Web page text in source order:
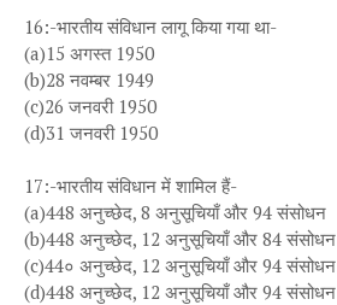
16:-भारतीय संविधान लागू किया गया था-
(a)15 अगस्त 1950
(b)28 नवम्बर 1949
(c)26 जनवरी 1950
(d)31 जनवरी 1950
17:-भारतीय संविधान में शामिल हैं-
(a)448 अनुच्छेद, 8 अनुसूचियाँ और 94 संसोधन
(b)448 अनुच्छेद, 12 अनुसूचियाँ और 84 संसोधन
(c)44० अनुच्छेद, 12 अनुसूचियाँ और 94 संसोधन
(d)448 अनुच्छेद, 12 अनुसूचियाँ और 94 संसोधन